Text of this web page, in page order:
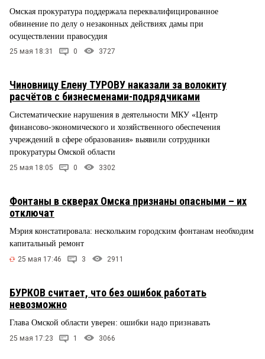
Омская прокуратура поддержала переквалифицированное
обвинение по делу о незаконных действиях дамы при
осуществлении правосудия
25 мая 18:31 0 3727
Чиновницу Елену ТУРОВУ наказали за волокиту
расчётов с бизнесменами-подрядчиками
Систематические нарушения в деятельности МКУ «Центр
финансово-экономического и хозяйственного обеспечения
учреждений в сфере образования» выявили сотрудники
прокуратуры Омской области
25 мая 18:05 0 3302
Фонтаны в скверах Омска признаны опасными – их
отключат
Мэрия констатировала: нескольким городским фонтанам необходим
капитальный ремонт
25 мая 17:46 3 2911
БУРКОВ считает, что без ошибок работать
невозможно
Глава Омской области уверен: ошибки надо признавать
25 мая 17:23 1 3066